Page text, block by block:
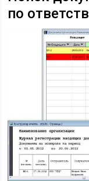
по